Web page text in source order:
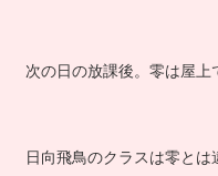
次の日の放課後。零は屋上
日向飛鳥のクラスは零と